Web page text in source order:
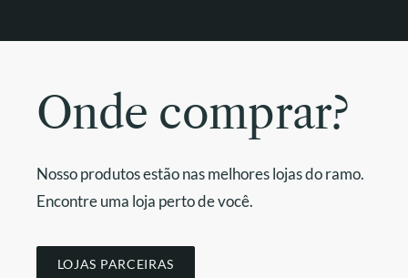
Onde comprar?
Nosso produtos estão nas melhores lojas do ramo.
Encontre uma loja perto de você.
LOJAS PARCEIRAS